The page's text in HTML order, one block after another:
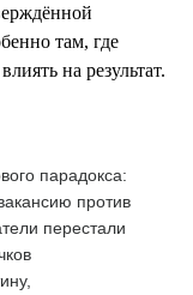
там, где
на результат.
парадокса:
против
перестали